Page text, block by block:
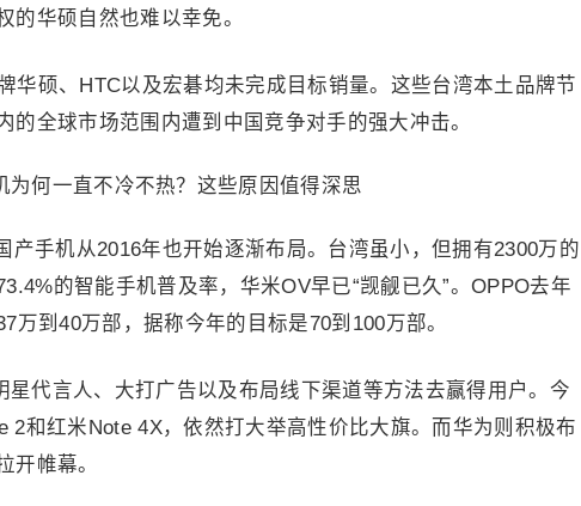
的华硕自然也难以幸免。
华硕、HTC以及宏碁均未完成目标销量。这些台湾本土品牌节
的全球市场范围内遭到中国竞争对手的强大冲击。
产手机从2016年也开始逐渐布局。台湾虽小，但拥有2300万的
的智能手机普及率，华米OV早已“觊觎已久”。OPPO去年
万到40万部，据称今年的目标是70到100万部。
星代言人、大打广告以及布局线下渠道等方法去赢得用户。今
2和红米Note 4X，依然打大举高性价比大旗。而华为则积极布
开帷幕。